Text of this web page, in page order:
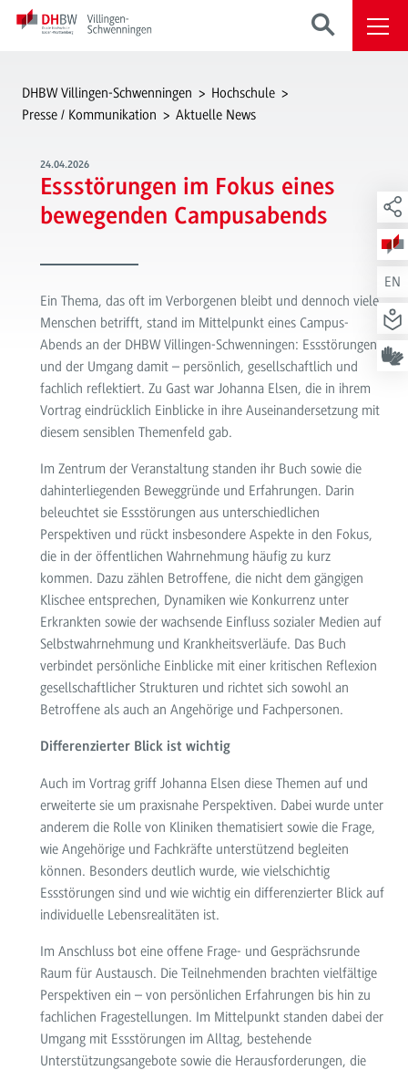
EN
DHBW Villingen-Schwenningen
Hochschule
Presse / Kommunikation
Aktuelle News
24.04.2026
Essstörungen im Fokus eines
bewegenden Campusabends
Ein Thema, das oft im Verborgenen bleibt und dennoch viele
Menschen betrifft, stand im Mittelpunkt eines Campus-
Abends an der DHBW Villingen-Schwenningen: Essstörungen
und der Umgang damit – persönlich, gesellschaftlich und
fachlich reflektiert. Zu Gast war Johanna Elsen, die in ihrem
Vortrag eindrücklich Einblicke in ihre Auseinandersetzung mit
diesem sensiblen Themenfeld gab.
Im Zentrum der Veranstaltung standen ihr Buch sowie die
dahinterliegenden Beweggründe und Erfahrungen. Darin
beleuchtet sie Essstörungen aus unterschiedlichen
Perspektiven und rückt insbesondere Aspekte in den Fokus,
die in der öffentlichen Wahrnehmung häufig zu kurz
kommen. Dazu zählen Betroffene, die nicht dem gängigen
Klischee entsprechen, Dynamiken wie Konkurrenz unter
Erkrankten sowie der wachsende Einfluss sozialer Medien auf
Selbstwahrnehmung und Krankheitsverläufe. Das Buch
verbindet persönliche Einblicke mit einer kritischen Reflexion
gesellschaftlicher Strukturen und richtet sich sowohl an
Betroffene als auch an Angehörige und Fachpersonen.
Differenzierter Blick ist wichtig
Auch im Vortrag griff Johanna Elsen diese Themen auf und
erweiterte sie um praxisnahe Perspektiven. Dabei wurde unter
anderem die Rolle von Kliniken thematisiert sowie die Frage,
wie Angehörige und Fachkräfte unterstützend begleiten
können. Besonders deutlich wurde, wie vielschichtig
Essstörungen sind und wie wichtig ein differenzierter Blick auf
individuelle Lebensrealitäten ist.
Im Anschluss bot eine offene Frage- und Gesprächsrunde
Raum für Austausch. Die Teilnehmenden brachten vielfältige
Perspektiven ein – von persönlichen Erfahrungen bis hin zu
fachlichen Fragestellungen. Im Mittelpunkt standen dabei der
Umgang mit Essstörungen im Alltag, bestehende
Unterstützungsangebote sowie die Herausforderungen, die